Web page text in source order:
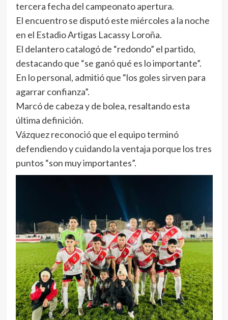
tercera fecha del campeonato apertura.
El encuentro se disputó este miércoles a la noche
en el Estadio Artigas Lacassy Loroña.
El delantero catalogó de “redondo” el partido,
destacando que “se ganó qué es lo importante”.
En lo personal, admitió que “los goles sirven para
agarrar confianza”.
Marcó de cabeza y de bolea, resaltando esta
última definición.
Vázquez reconoció que el equipo terminó
defendiendo y cuidando la ventaja porque los tres
puntos “son muy importantes”.